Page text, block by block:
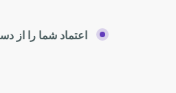
اعتماد شما را از